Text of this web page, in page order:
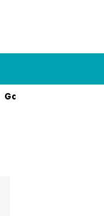
Gawat Darurat